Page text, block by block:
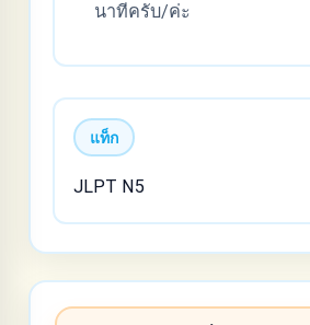
นาทีครับ/ค่ะ
แท็ก
JLPT N5